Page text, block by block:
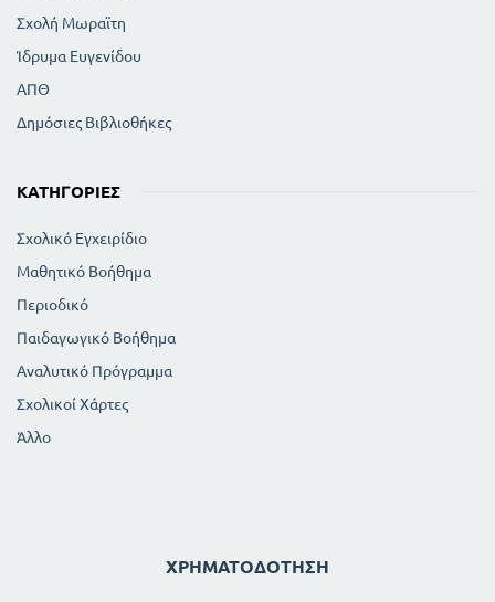
Σχολή Μωραϊτη
Ίδρυμα Ευγενίδου
ΑΠΘ
Δημόσιες Βιβλιοθήκες
ΚΑΤΗΓΟΡΊΕΣ
Σχολικό Εγχειρίδιο
Μαθητικό Βοήθημα
Περιοδικό
Παιδαγωγικό Βοήθημα
Αναλυτικό Πρόγραμμα
Σχολικοί Χάρτες
Άλλο
ΧΡΗΜΑΤΟΔΌΤΗΣΗ